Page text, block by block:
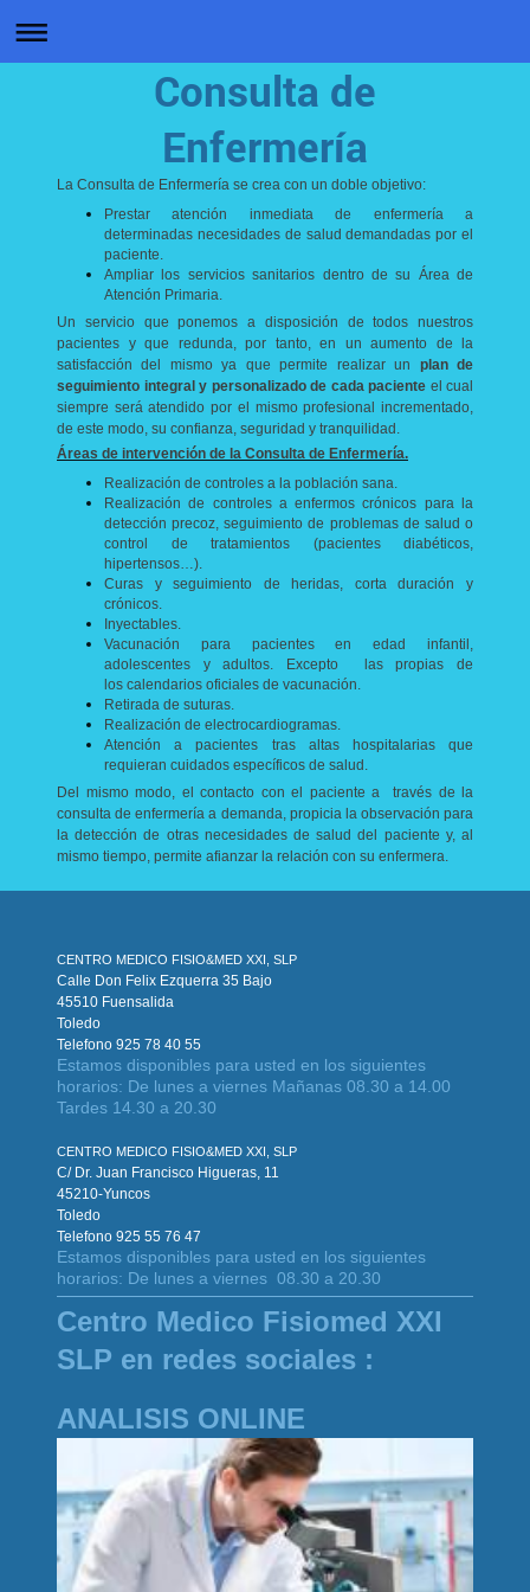
Consulta de
Enfermería
La Consulta de Enfermería se crea con un doble objetivo:
Prestar atención inmediata de enfermería a
determinadas necesidades de salud demandadas por el
paciente.
Ampliar los servicios sanitarios dentro de su Área de
Atención Primaria.
Un servicio que ponemos a disposición de todos nuestros
pacientes y que redunda, por tanto, en un aumento de la
satisfacción del mismo ya que permite realizar un plan de
seguimiento integral y personalizado de cada paciente el cual
siempre será atendido por el mismo profesional incrementado,
de este modo, su confianza, seguridad y tranquilidad.
Áreas de intervención de la Consulta de Enfermería.
Realización de controles a la población sana.
Realización de controles a enfermos crónicos para la
detección precoz, seguimiento de problemas de salud o
control de tratamientos (pacientes diabéticos,
hipertensos…).
Curas y seguimiento de heridas, corta duración y
crónicos.
Inyectables.
Vacunación para pacientes en edad infantil,
adolescentes y adultos. Excepto las propias de
los calendarios oficiales de vacunación.
Retirada de suturas.
Realización de electrocardiogramas.
Atención a pacientes tras altas hospitalarias que
requieran cuidados específicos de salud.
Del mismo modo, el contacto con el paciente a través de la
consulta de enfermería a demanda, propicia la observación para
la detección de otras necesidades de salud del paciente y, al
mismo tiempo, permite afianzar la relación con su enfermera.
CENTRO MEDICO FISIO&MED XXI, SLP
Calle Don Felix Ezquerra 35 Bajo
45510 Fuensalida
Toledo
Telefono 925 78 40 55
Estamos disponibles para usted en los siguientes
horarios: De lunes a viernes Mañanas 08.30 a 14.00
Tardes 14.30 a 20.30
CENTRO MEDICO FISIO&MED XXI, SLP
C/ Dr. Juan Francisco Higueras, 11
45210-Yuncos
Toledo
Telefono 925 55 76 47
Estamos disponibles para usted en los siguientes
horarios: De lunes a viernes 08.30 a 20.30
Centro Medico Fisiomed XXI
SLP en redes sociales :
ANALISIS ONLINE